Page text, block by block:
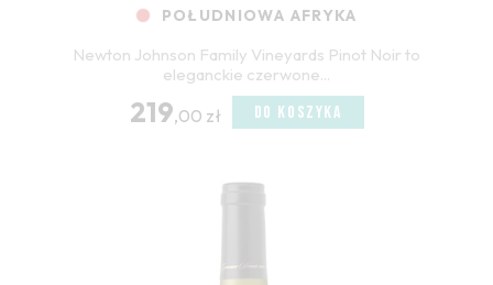
POŁUDNIOWA AFRYKA
Newton Johnson Family Vineyards Pinot Noir to
eleganckie czerwone...
219,00 zł DO KOSZYKA